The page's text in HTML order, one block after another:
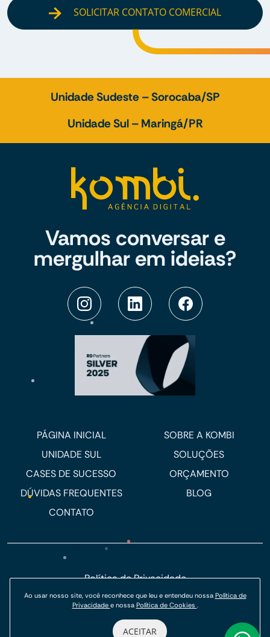
SOLICITAR CONTATO COMERCIAL
Unidade Sudeste – Sorocaba/SP
Unidade Sul – Maringá/PR
Vamos conversar e
mergulhar em ideias?
PÁGINA INICIAL
SOBRE A KOMBI
UNIDADE SUL
SOLUÇÕES
CASES DE SUCESSO
ORÇAMENTO
DÚVIDAS FREQUENTES
BLOG
CONTATO
Política de Privacidade
Política de Cookies
© Kombi Agência Digital 2026.
Ao usar nosso site, você reconhece que leu e entendeu nossa Política de
Privacidade e nossa Política de Cookies .
ACEITAR